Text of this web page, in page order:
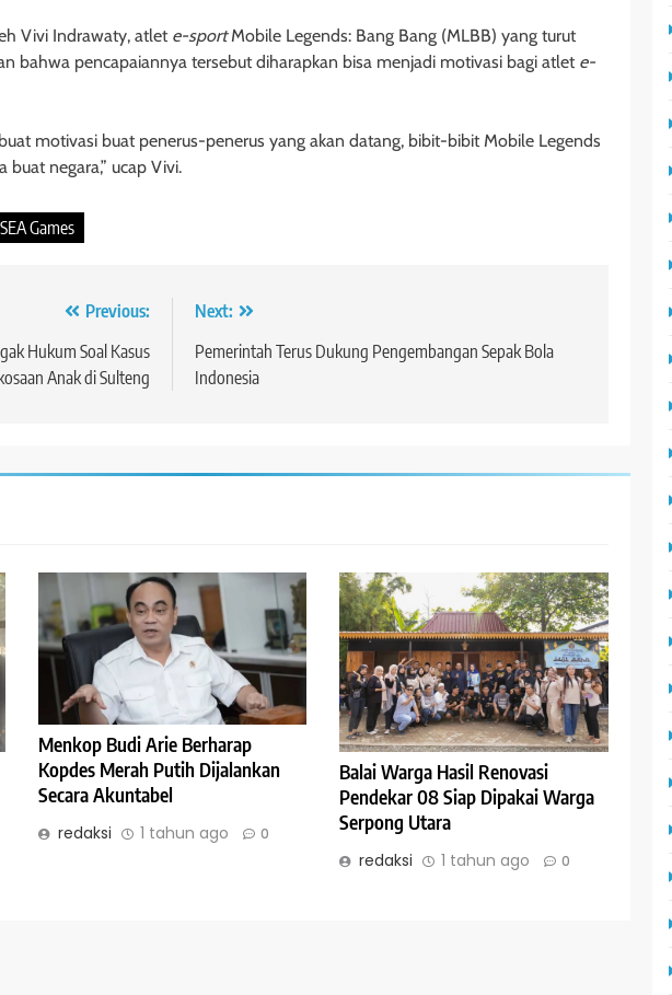
Vivi Indrawaty, atlet e-sportMobile Legends: Bang Bang (MLBB) yang turut
bahwa pencapaiannya tersebut diharapkan bisa menjadi motivasi bagi atlet e-
motivasi buat penerus-penerus yang akan datang, bibit-bibit Mobile Legends
buat negara,” ucap Vivi.
SEA Games
Previous:
Hukum Soal Kasus
Anak di Sulteng
Next:
Pemerintah Terus Dukung Pengembangan Sepak Bola
Indonesia
Menkop Budi Arie Berharap
Kopdes Merah Putih Dijalankan
Secara Akuntabel
redaksi 1 tahun ago 0
Balai Warga Hasil Renovasi
Pendekar 08 Siap Dipakai Warga
Serpong Utara
redaksi 1 tahun ago 0